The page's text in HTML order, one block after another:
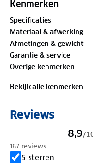
mooi zitten en is de
de voet aan te
vermogen van het
prettig op de warme
Kenmerken
Specificaties
Materiaal & afwerking
Afmetingen & gewicht
Garantie & service
Overige kenmerken
Bekijk alle kenmerken
Reviews
8,9/
167 reviews
5 sterren